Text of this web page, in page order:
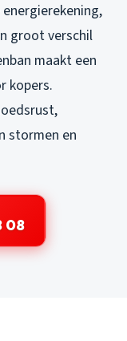
groot verschil
maakt een
kopers.
stormen en
08